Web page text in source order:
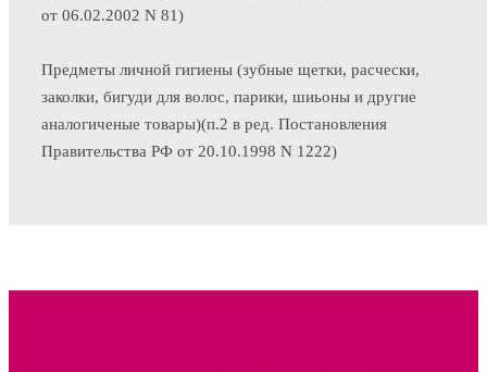
от 06.02.2002 N 81)
Предметы личной гигиены (зубные щетки, расчески,
заколки, бигуди для волос, парики, шиьоны и другие
аналогиченые товары)(п.2 в ред. Постановления
Правительства РФ от 20.10.1998 N 1222)